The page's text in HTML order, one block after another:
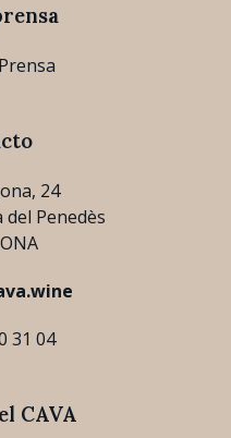
24
Penedès
31 04
CAVA